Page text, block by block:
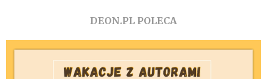
DEON.PL POLECA